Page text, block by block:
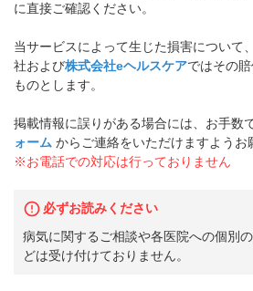
に直接ご確認ください。
当サービスによって生じた損害について
社および株式会社eヘルスケアではその
ものとします。
掲載情報に誤りがある場合には、お手数
ォーム からご連絡をいただけますようお
※お電話での対応は行っておりません
必ずお読みください
病気に関するご相談や各医院への個別
どは受け付けておりません。